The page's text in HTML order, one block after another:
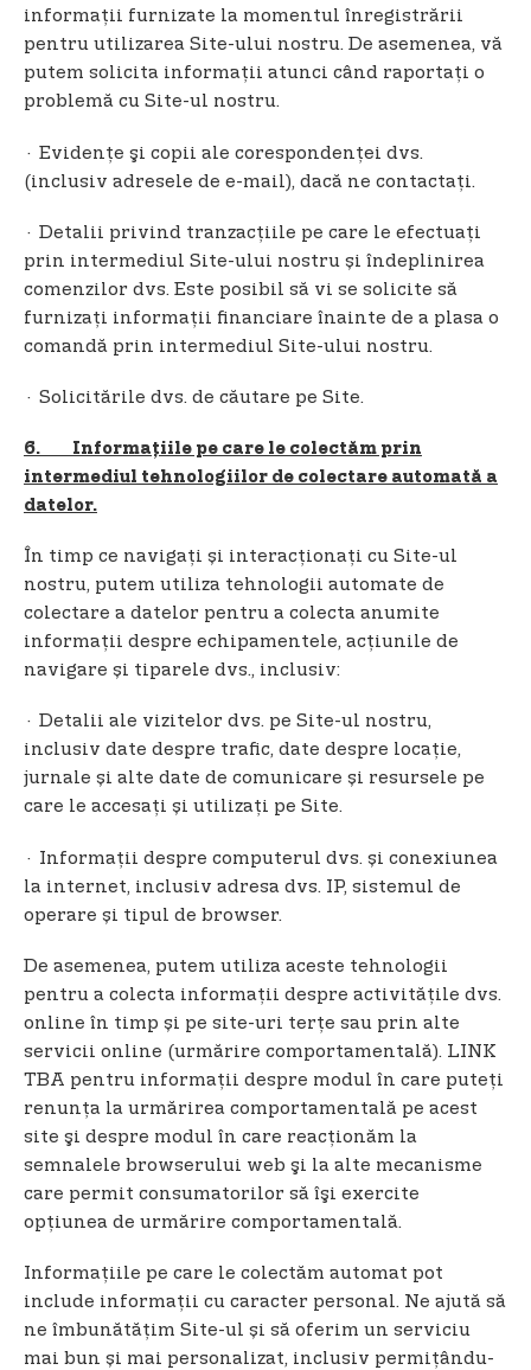
informații furnizate la momentul înregistrării
pentru utilizarea Site-ului nostru. De asemenea, vă
putem solicita informații atunci când raportați o
problemă cu Site-ul nostru.
· Evidențe şi copii ale corespondenţei dvs.
(inclusiv adresele de e-mail), dacă ne contactaţi.
· Detalii privind tranzacțiile pe care le efectuați
prin intermediul Site-ului nostru și îndeplinirea
comenzilor dvs. Este posibil să vi se solicite să
furnizaţi informaţii financiare înainte de a plasa o
comandă prin intermediul Site-ului nostru.
· Solicitările dvs. de căutare pe Site.
6. Informațiile pe care le colectăm prin
intermediul tehnologiilor de colectare automată a
datelor.
În timp ce navigați și interacționați cu Site-ul
nostru, putem utiliza tehnologii automate de
colectare a datelor pentru a colecta anumite
informații despre echipamentele, acțiunile de
navigare și tiparele dvs., inclusiv:
· Detalii ale vizitelor dvs. pe Site-ul nostru,
inclusiv date despre trafic, date despre locație,
jurnale și alte date de comunicare și resursele pe
care le accesați și utilizați pe Site.
· Informații despre computerul dvs. și conexiunea
la internet, inclusiv adresa dvs. IP, sistemul de
operare și tipul de browser.
De asemenea, putem utiliza aceste tehnologii
pentru a colecta informații despre activitățile dvs.
online în timp și pe site-uri terțe sau prin alte
servicii online (urmărire comportamentală). LINK
TBA pentru informaţii despre modul în care puteţi
renunţa la urmărirea comportamentală pe acest
site şi despre modul în care reacţionăm la
semnalele browserului web şi la alte mecanisme
care permit consumatorilor să îşi exercite
opţiunea de urmărire comportamentală.
Informaţiile pe care le colectăm automat pot
include informaţii cu caracter personal. Ne ajută să
ne îmbunătățim Site-ul și să oferim un serviciu
mai bun și mai personalizat, inclusiv permițându-